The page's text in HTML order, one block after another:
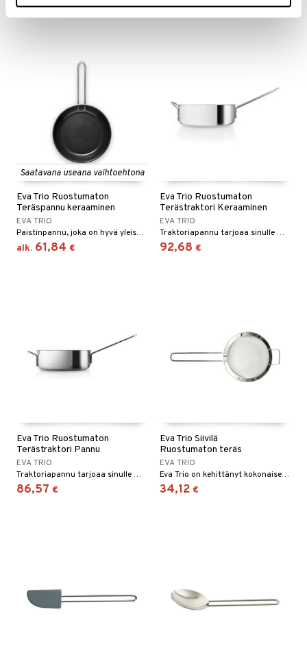
alk.80,31 € alk.55,72 €
Saatavana useana vaihtoehtona
Eva Trio Ruostumaton
Teräspannu keraaminen
EVA TRIO
Paistinpannu, joka on hyvä yleispannu ja sopii useimpiin ruoanlaittoprojekteihin.
alk. 61,84 €
Eva Trio Ruostumaton
Terästraktori Keraaminen
EVA TRIO
Traktoriapannu tarjoaa sinulle monia mahdollisuuksia: voit paistaa, hauduttaa, kuullottaa ja jopa valmistaa kastikkeita ja pataruokia.
92,68 €
Eva Trio Ruostumaton
Terästraktori Pannu
EVA TRIO
Traktoriapannu tarjoaa sinulle monia erilaisia mahdollisuuksia; voit paistaa, hauduttaa, kuullottaa ja jopa valmistaa kastikkeita ja pataruokia tässä monipuolisessa pannussa.
86,57 €
Eva Trio Siivilä
Ruostumaton teräs
EVA TRIO
Eva Trio on kehittänyt kokonaisen sarjan keittiövälineitä.
34,12 €